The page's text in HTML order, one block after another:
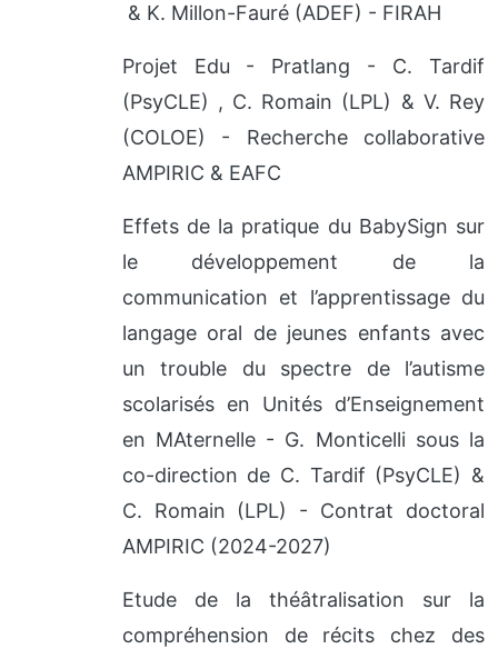
& K. Millon-Fauré (ADEF) - FIRAH
Projet Edu - Pratlang - C. Tardif
(PsyCLE) , C. Romain (LPL) & V. Rey
(COLOE) - Recherche collaborative
AMPIRIC & EAFC
Effets de la pratique du BabySign sur
le développement de la
communication et l’apprentissage du
langage oral de jeunes enfants avec
un trouble du spectre de l’autisme
scolarisés en Unités d’Enseignement
en MAternelle - G. Monticelli sous la
co-direction de C. Tardif (PsyCLE) &
C. Romain (LPL) - Contrat doctoral
AMPIRIC (2024-2027)
Etude de la théâtralisation sur la
compréhension de récits chez des